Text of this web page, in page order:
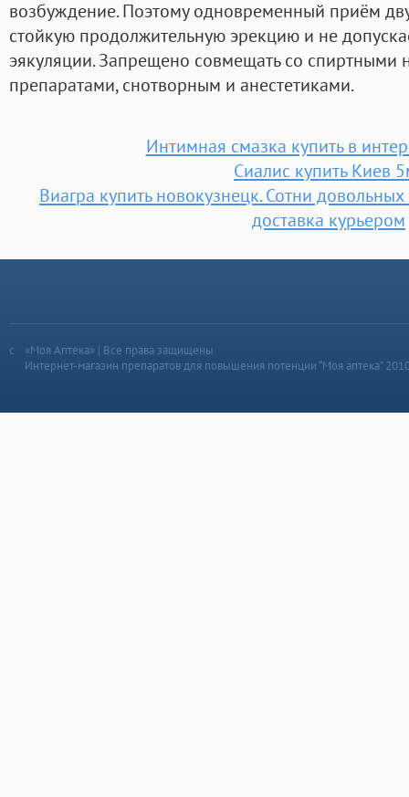
возбуждение. Поэтому одновременный приём
стойкую продолжительную эрекцию и не
эякуляции. Запрещено совмещать со
препаратами, снотворным и анестетиками.
Интимная смазка купить в
Сиалис купить Киев
Виагра купить новокузнецк. Сотни
доставка курьером
«Моя Аптека» | Все права защищены
Интернет-магазин препаратов для повышения потенции “Моя аптека”